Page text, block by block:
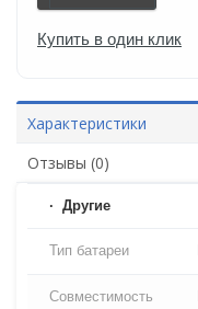
Купить в один клик
Характеристики
Отзывы (0)
Другие
Тип батареи
Совместимость